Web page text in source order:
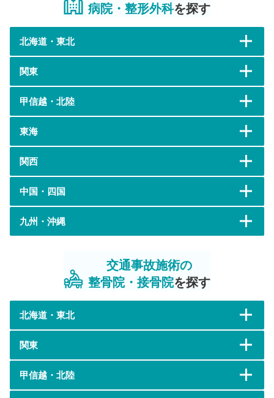
病院・整形外科を探す
北海道・東北
関東
甲信越・北陸
東海
関西
中国・四国
九州・沖縄
交通事故施術の
整骨院・接骨院を探す
北海道・東北
関東
甲信越・北陸